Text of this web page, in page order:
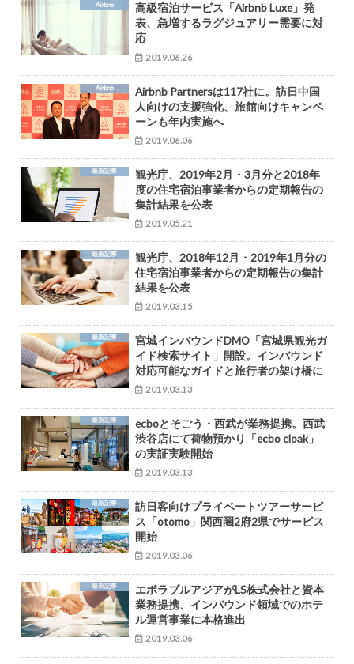
Airbnb
高級宿泊サービス「Airbnb Luxe」発
表、急増するラグジュアリー需要に対
応
2019.06.26
Airbnb
Airbnb Partnersは117社に。訪日中国
人向けの支援強化、旅館向けキャンペ
ーンも年内実施へ
2019.06.06
最新記事
観光庁、2019年2月・3月分と2018年
度の住宅宿泊事業者からの定期報告の
集計結果を公表
2019.05.21
最新記事
観光庁、2018年12月・2019年1月分の
住宅宿泊事業者からの定期報告の集計
結果を公表
2019.03.15
最新記事
宮城インバウンドDMO「宮城県観光ガ
イド検索サイト」開設。インバウンド
対応可能なガイドと旅行者の架け橋に
2019.03.13
最新記事
ecboとそごう・西武が業務提携。西武
渋谷店にて荷物預かり「ecbo cloak」
の実証実験開始
2019.03.13
最新記事
訪日客向けプライベートツアーサービ
ス「otomo」関西圏2府2県でサービス
開始
2019.03.06
最新記事
エボラブルアジアがLS株式会社と資本
業務提携、インバウンド領域でのホテ
ル運営事業に本格進出
2019.03.06